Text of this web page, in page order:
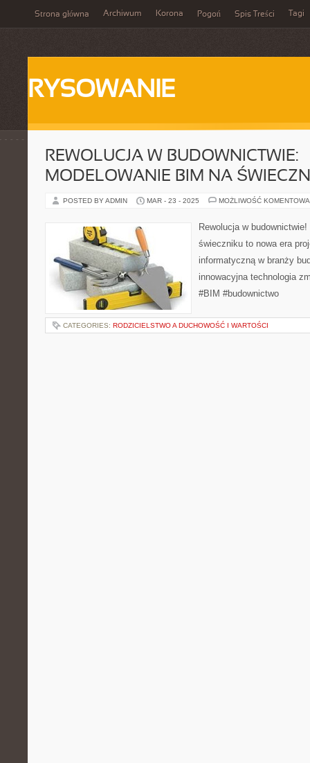
Strona główna Archiwum Korona Pogoń Spis Treści Tagi
RYSOWANIE
REWOLUCJA W BUDOWNICTWIE:
MODELOWANIE BIM NA
POSTED BY ADMIN MAR - 23 - 2025 MOŻLIWOŚĆ
Rewolucja w
świeczniku to nowa era
informatyczną w branży
innowacyjna technologia
#BIM #budownictwo
CATEGORIES: RODZICIELSTWO A DUCHOWOŚĆ I WARTOŚCI